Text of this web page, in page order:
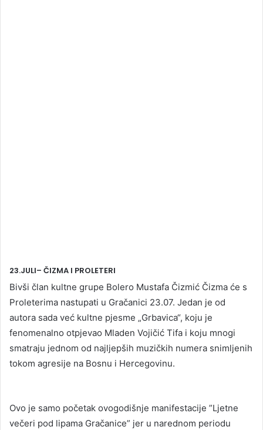
23.JULI– ČIZMA I PROLETERI
Bivši član kultne grupe Bolero Mustafa Čizmić Čizma će s
Proleterima nastupati u Gračanici 23.07. Jedan je od
autora sada već kultne pjesme „Grbavica“, koju je
fenomenalno otpjevao Mladen Vojičić Tifa i koju mnogi
smatraju jednom od najljepših muzičkih numera snimljenih
tokom agresije na Bosnu i Hercegovinu.
Ovo je samo početak ovogodišnje manifestacije ”Ljetne
večeri pod lipama Gračanice” jer u narednom periodu